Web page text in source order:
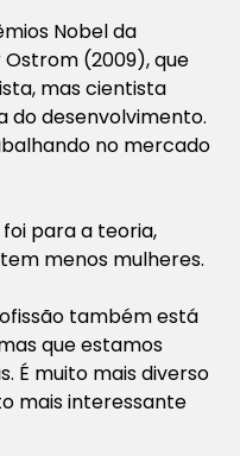
Nobel da
Ostrom (2009), que
mas cientista
do desenvolvimento.
no mercado
para a teoria,
menos mulheres.
também está
que estamos
É muito mais diverso
mais interessante